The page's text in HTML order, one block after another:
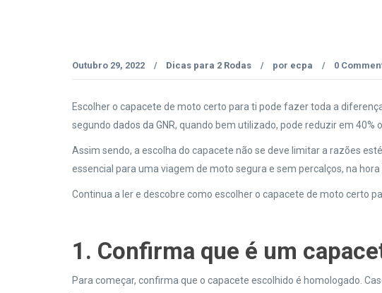
Outubro 29, 2022 / Dicas para 2 Rodas / por ecpa / 0
Escolher o capacete de moto certo para ti pode fazer toda a
segundo dados da GNR, quando bem utilizado, pode reduzir em 40%
Assim sendo, a escolha do capacete não se deve limitar a razões
essencial para uma viagem de moto segura e sem percalços, na
Continua a ler e descobre como escolher o capacete de moto certo
1. Confirma que é um
Para começar, confirma que o capacete escolhido é homologado.